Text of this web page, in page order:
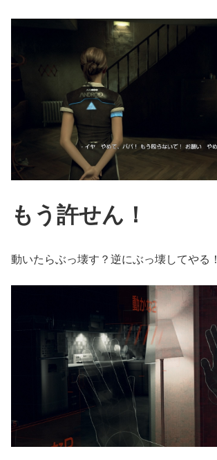
もう許せん！
動いたらぶっ壊す？逆にぶっ壊してやる！